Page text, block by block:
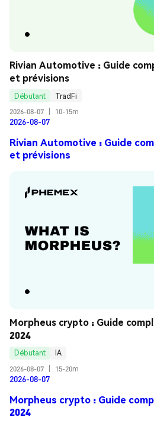
Rivian Automotive : Guide
et prévisions
Débutant
TradFi
2026-08-07
10-15m
2026-08-07
Rivian Automotive : Guide
et prévisions
Morpheus crypto : Guide
2024
Débutant
IA
2026-08-07
15-20m
2026-08-07
Morpheus crypto : Guide
2024